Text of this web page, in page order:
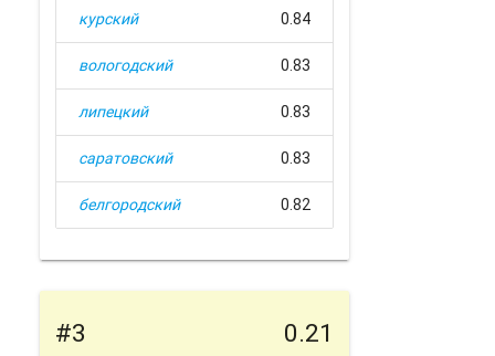
курский 0.84
вологодский 0.83
липецкий 0.83
саратовский 0.83
белгородский 0.82
#3 0.21